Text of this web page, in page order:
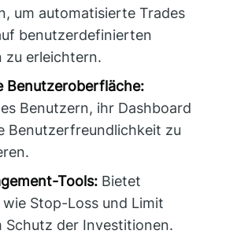
um automatisierte Trades
benutzerdefinierten
zu erleichtern.
Benutzeroberfläche:
Benutzern, ihr Dashboard
Benutzerfreundlichkeit zu
Tools: Bietet
Stop-Loss und Limit
Schutz der Investitionen.